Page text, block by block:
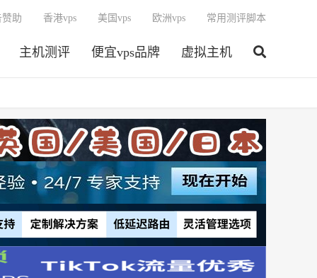
主机测评 便宜vps品牌 虚拟主机
助 香港vps 美国vps 欧洲vps 常用测评脚本